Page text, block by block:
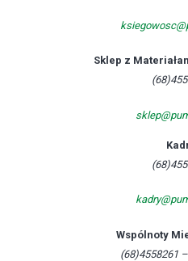
Sklep z
Wspólnoty
(68)4558261